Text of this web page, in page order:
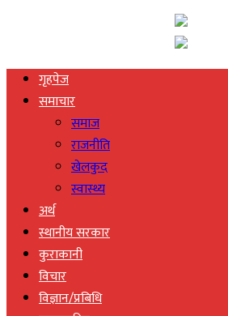
गृहपेज
समाचार
समाज
राजनीति
खेलकुद
स्वास्थ्य
अर्थ
स्थानीय सरकार
कुराकानी
विचार
विज्ञान/प्रबिधि